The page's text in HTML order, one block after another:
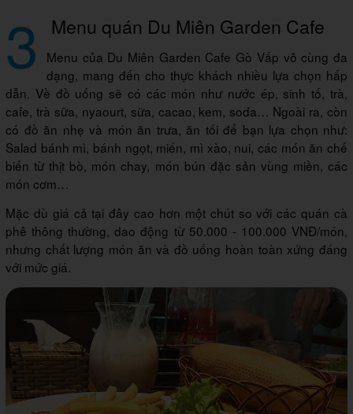
3 Menu quán Du Miên Garden Cafe
Menu của Du Miên Garden Cafe Gò Vấp vô cùng đa
dạng, mang đến cho thực khách nhiều lựa chọn hấp
dẫn. Về đồ uống sẽ có các món như nước ép, sinh tố, trà,
cafe, trà sữa, nyaourt, sữa, cacao, kem, soda… Ngoài ra, còn
có đồ ăn nhẹ và món ăn trưa, ăn tối để bạn lựa chọn như:
Salad bánh mì, bánh ngọt, miến, mì xào, nui, các món ăn chế
biến từ thịt bò, món chay, món bún đặc sản vùng miền, các
món cơm…
Mặc dù giá cả tại đây cao hơn một chút so với các quán cà
phê thông thường, dao động từ 50.000 - 100.000 VNĐ/món,
nhưng chất lượng món ăn và đồ uống hoàn toàn xứng đáng
với mức giá.